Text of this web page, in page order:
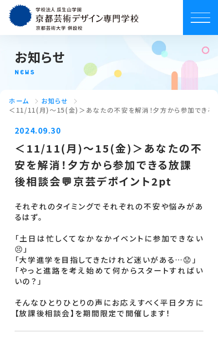
お知らせ
NEWS
ホーム
お知らせ
＜11/11(月)～15(金)＞あなたの不安を解消！夕方から参加でき
2024.09.30
＜11/11(月)～15(金)＞あなたの不
安を解消！夕方から参加できる放課
後相談会💬京芸デポイント2pt
それぞれのタイミングでそれぞれの不安や悩みがあ
るはず。
「土日は忙しくてなかなかイベントに参加できない
😣」
「大学進学を目指してきたけれど迷いがある…😟」
「やっと進路を考え始めて何からスタートすればい
いの？」
そんなひとりひとりの声にお応えすべく平日夕方に
【放課後相談会】を期間限定で開催します！